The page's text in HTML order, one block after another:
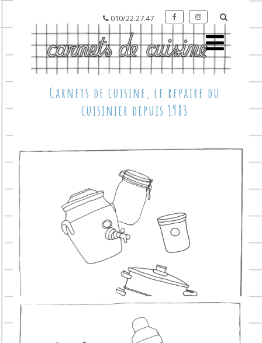
010/22.27.47
Carnets de cuisine, le repaire du
cuisinier depuis 1983